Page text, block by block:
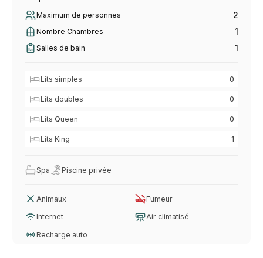
Maximum de personnes 2
Nombre Chambres 1
Salles de bain 1
Lits simples 0
Lits doubles 0
Lits Queen 0
Lits King 1
Spa Piscine privée
Animaux Fumeur
Internet Air climatisé
Recharge auto